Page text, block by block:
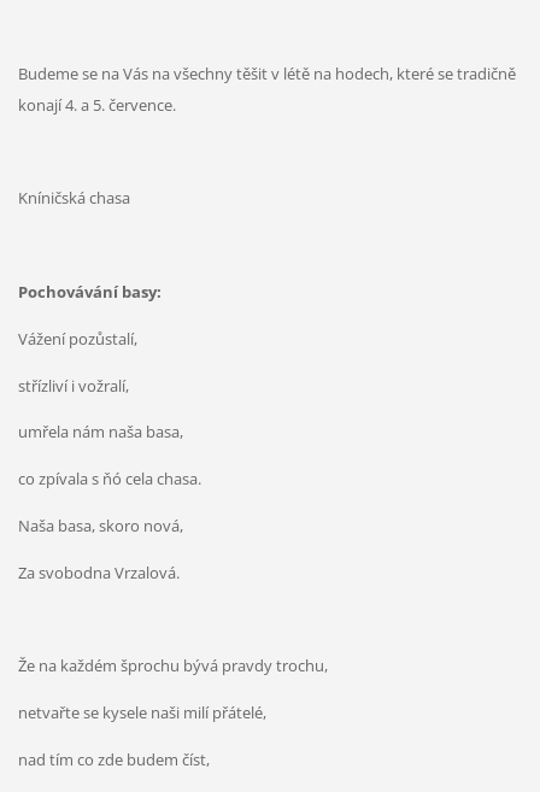
Budeme se na Vás na všechny těšit v létě na hodech, které se tradičně
konají 4. a 5. července.
Kníničská chasa
Pochovávání basy:
Vážení pozůstalí,
střízliví i vožralí,
umřela nám naša basa,
co zpívala s ňó cela chasa.
Naša basa, skoro nová,
Za svobodna Vrzalová.
Že na každém šprochu bývá pravdy trochu,
netvařte se kysele naši milí přátelé,
nad tím co zde budem číst,